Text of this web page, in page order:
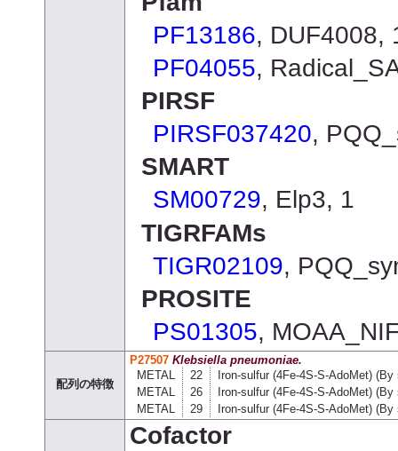
PF13186, DUF4008,
PF04055,
PIRSF
PIRSF037420,
SMART
SM00729, Elp3, 1
TIGRFAMs
TIGR02109,
PROSITE
PS01305,
配列の特徴
P27507 Klebsiella pneumoniae.
METAL
22
Iron-sulfur (4Fe-4S-S-AdoMet)
METAL
26
Iron-sulfur (4Fe-4S-S-AdoMet)
METAL
29 Iron-sulfur (4Fe-4S-S-AdoMet)
Cofactor